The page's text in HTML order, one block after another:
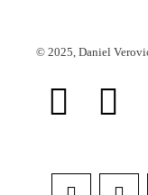
© 2025, Daniel